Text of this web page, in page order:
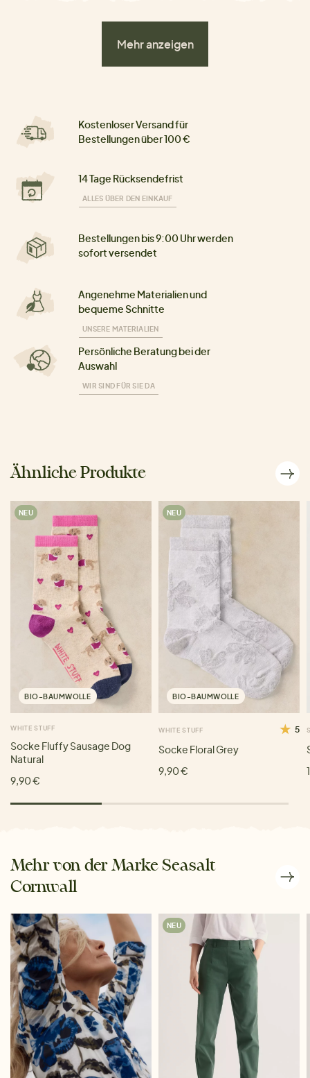
Mehr anzeigen
Kostenloser Versand für
Bestellungen über 100 €
14 Tage Rücksendefrist
ALLES ÜBER DEN EINKAUF
Bestellungen bis 9:00 Uhr werden
sofort versendet
Angenehme Materialien und
bequeme Schnitte
UNSERE MATERIALIEN
Persönliche Beratung bei der
Auswahl
WIR SIND FÜR SIE DA
Ähnliche Produkte
NEU
BIO-BAUMWOLLE
WHITE STUFF
Socke Fluffy Sausage Dog
Natural
9,90 €
NEU
BIO-BAUMWOLLE
WHITE STUFF 5
Socke Floral Grey
9,90 €
Mehr von der Marke Seasalt
Cornwall
NEU